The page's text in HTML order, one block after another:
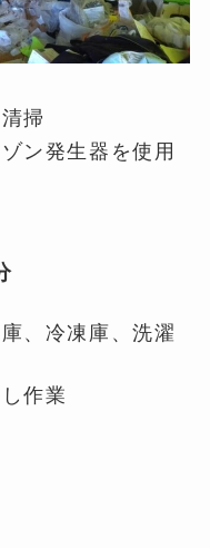
掃
ン発生器を使用
、冷凍庫、洗濯
作業